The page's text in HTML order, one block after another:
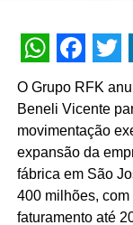
O Grupo RFK
Beneli Vicente
movimentação
expansão da
fábrica em São
400 milhões,
faturamento até